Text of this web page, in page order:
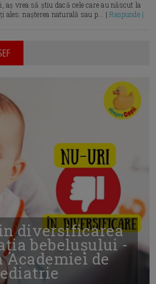
aș vrea să știu dacă cele care au născut la
ales: nașterea naturală sau p... |Raspunde |
diversificarea
bebelușului -
Academiei de